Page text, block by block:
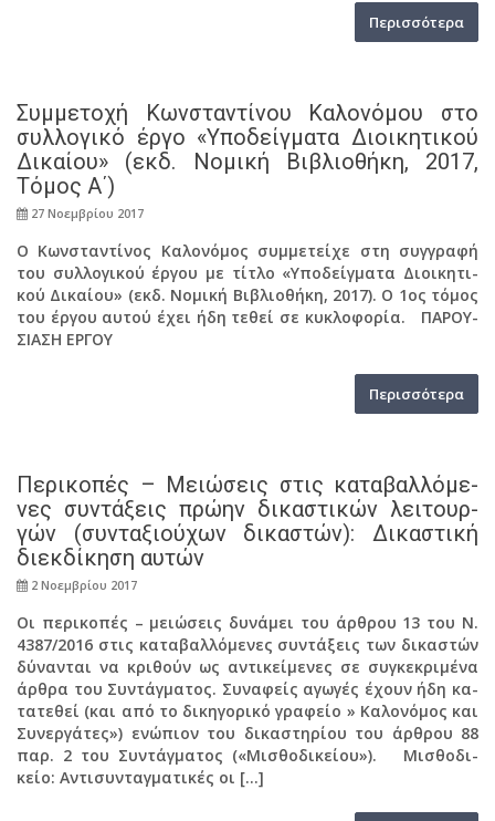
Πε­ρισ­σό­τε­ρα
Συμ­με­το­χή Κων­στα­ντί­νου Κα­λο­νό­μου στο
συλ­λο­γι­κό έργο «Υπο­δείγ­μα­τα Διοι­κη­τι­κού
Δι­καί­ου» (εκδ. Νο­μι­κή Βι­βλιο­θή­κη, 2017,
Tόμος Α΄)
27 Νο­εμ­βρί­ου 2017
Ο Κων­στα­ντί­νος Κα­λο­νό­μος συμ­με­τεί­χε στη συγ­γρα­φή
του συλ­λο­γι­κού έργου με τίτλο «Υπο­δείγ­μα­τα Διοι­κη­τι­
κού Δι­καί­ου» (εκδ. Νο­μι­κή Βι­βλιο­θή­κη, 2017). Ο 1ος τόμος
του έργου αυτού έχει ήδη τεθεί σε κυ­κλο­φο­ρία. ΠΑ­ΡΟΥ­
ΣΙΑ­ΣΗ ΕΡΓΟΥ
Πε­ρισ­σό­τε­ρα
Πε­ρι­κο­πές – Μειώ­σεις στις κα­τα­βαλ­λό­με­
νες συ­ντά­ξεις πρώην δι­κα­στι­κών λει­τουρ­
γών (συ­ντα­ξιού­χων δι­κα­στών): Δι­κα­στι­κή
διεκ­δί­κη­ση αυτών
2 Νο­εμ­βρί­ου 2017
Οι πε­ρι­κο­πές – μειώ­σεις δυ­νά­μει του άρ­θρου 13 του Ν.
4387/2016 στις κα­τα­βαλ­λό­με­νες συ­ντά­ξεις των δι­κα­στών
δύ­να­νται να κρι­θούν ως αντι­κεί­με­νες σε συ­γκε­κρι­μέ­να
άρθρα του Συ­ντάγ­μα­τος. Συ­να­φείς αγω­γές έχουν ήδη κα­
τα­τε­θεί (και από το δι­κη­γο­ρι­κό γρα­φείο » Κα­λο­νό­μος και
Συ­νερ­γά­τες») ενώ­πιον του δι­κα­στη­ρί­ου του άρ­θρου 88
παρ. 2 του Συ­ντάγ­μα­τος («Μι­σθο­δι­κεί­ου»). Μι­σθο­δι­
κείο: Αντι­συ­νταγ­μα­τι­κές οι […]